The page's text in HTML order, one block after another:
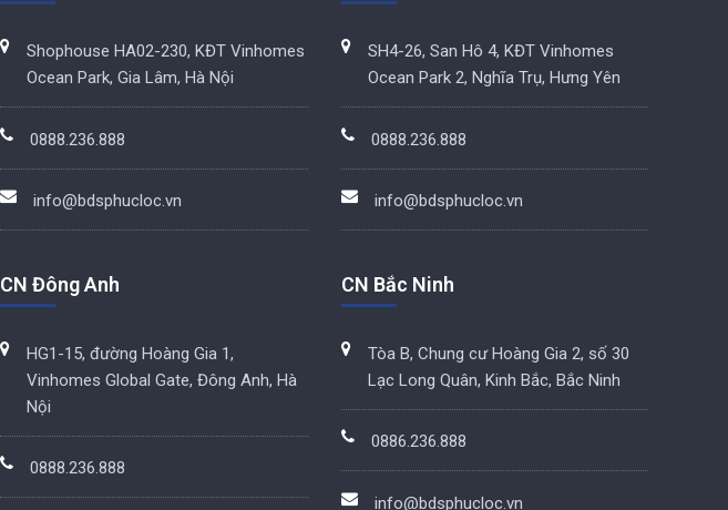
Shophouse HA02-230, KĐT Vinhomes
Ocean Park, Gia Lâm, Hà Nội
0888.236.888
info@bdsphucloc.vn
SH4-26, San Hô 4, KĐT Vinhomes
Ocean Park 2, Nghĩa Trụ, Hưng Yên
0888.236.888
info@bdsphucloc.vn
CN Đông Anh
HG1-15, đường Hoàng Gia 1,
Vinhomes Global Gate, Đông Anh, Hà
Nội
0888.236.888
CN Bắc Ninh
Tòa B, Chung cư Hoàng Gia 2, số 30
Lạc Long Quân, Kinh Bắc, Bắc Ninh
0886.236.888
info@bdsphucloc.vn